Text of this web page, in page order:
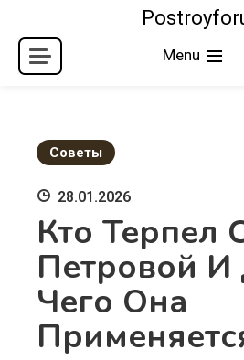
content
Menu
Советы
28.01.2026
Кто Терпел
Петровой И
Чего Она